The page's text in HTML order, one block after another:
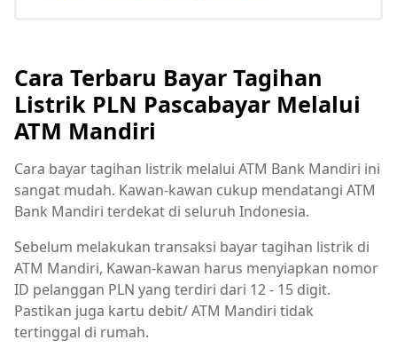
Cara Terbaru Bayar Tagihan
Listrik PLN Pascabayar Melalui
ATM Mandiri
Cara bayar tagihan listrik melalui ATM Bank Mandiri ini
sangat mudah. Kawan-kawan cukup mendatangi ATM
Bank Mandiri terdekat di seluruh Indonesia.
Sebelum melakukan transaksi bayar tagihan listrik di
ATM Mandiri, Kawan-kawan harus menyiapkan nomor
ID pelanggan PLN yang terdiri dari 12 - 15 digit.
Pastikan juga kartu debit/ ATM Mandiri tidak
tertinggal di rumah.